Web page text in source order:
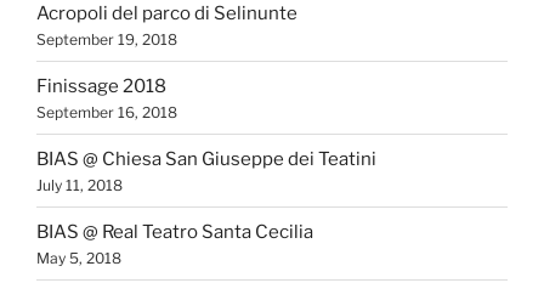
Acropoli del parco di Selinunte
September 19, 2018
Finissage 2018
September 16, 2018
BIAS @ Chiesa San Giuseppe dei Teatini
July 11, 2018
BIAS @ Real Teatro Santa Cecilia
May 5, 2018